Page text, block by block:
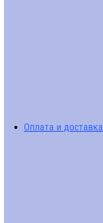
Оплата и доставка